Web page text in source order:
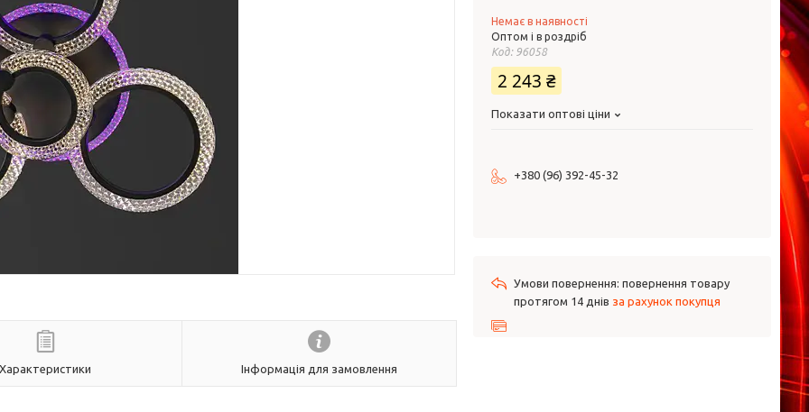
Характеристики Інформація для замовлення
Немає в наявності
Оптом і в роздріб
Код: 96058
2 243 ₴
Показати оптові ціни
+380 (96) 392-45-32
повернення товару
протягом 14 днів за рахунок покупця